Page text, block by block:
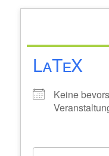
LaTeX
Keine